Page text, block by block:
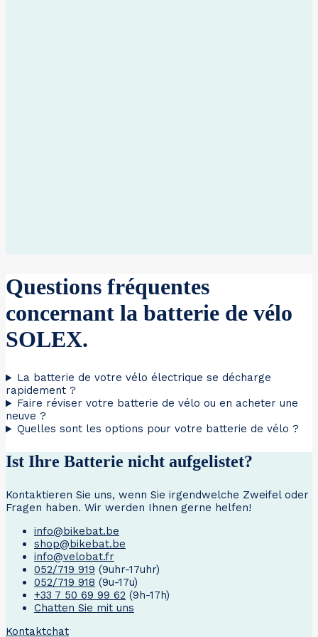
Questions fréquentes
concernant la batterie de vélo
SOLEX.
La batterie de votre vélo électrique se décharge
rapidement ?
Faire réviser votre batterie de vélo ou en acheter une
neuve ?
Quelles sont les options pour votre batterie de vélo ?
Ist Ihre Batterie nicht aufgelistet?
Kontaktieren Sie uns, wenn Sie irgendwelche Zweifel oder
Fragen haben. Wir werden Ihnen gerne helfen!
info@bikebat.be
shop@bikebat.be
info@velobat.fr
052/719 919 (9uhr-17uhr)
052/719 918 (9u-17u)
+33 7 50 69 99 62 (9h-17h)
Chatten Sie mit uns
Kontaktchat